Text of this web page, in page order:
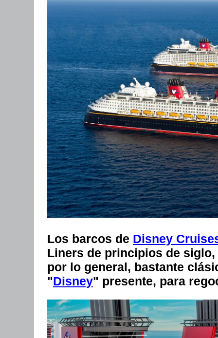
Los barcos de Disney
Liners de principios de
por lo general, bastante
"Disney" presente, para